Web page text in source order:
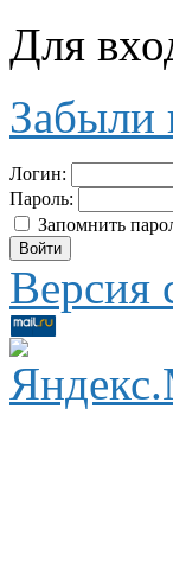
Для
Забыли
Логин:
Пароль:
Запомнить
Версия